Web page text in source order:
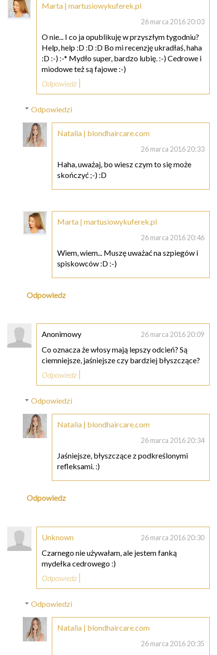
Marta | martusiowykuferek.pl
26 marca 2016 20:03
O nie... I co ja opublikuję w przyszłym tygodniu?
Help, help :D :D :D Bo mi recenzję ukradłaś, haha
:D :-) :-* Mydło super, bardzo lubię. :-) Cedrowe i
miodowe też są fajowe :-)
Odpowiedz
Odpowiedzi
Natalia | blondhaircare.com
26 marca 2016 20:33
Haha, uważaj, bo wiesz czym to się może
skończyć ;-) :D
Marta | martusiowykuferek.pl
26 marca 2016 20:46
Wiem, wiem... Muszę uważać na szpiegów i
spiskowców :D :-)
Odpowiedz
Anonimowy 26 marca 2016 20:09
Co oznacza że włosy mają lepszy odcień? Są
ciemniejsze, jaśniejsze czy bardziej błyszczące?
Odpowiedz
Odpowiedzi
Natalia | blondhaircare.com
26 marca 2016 20:34
Jaśniejsze, błyszczące z podkreślonymi
refleksami. :)
Odpowiedz
Unknown 26 marca 2016 20:30
Czarnego nie używałam, ale jestem fanką
mydełka cedrowego :)
Odpowiedz
Odpowiedzi
Natalia | blondhaircare.com
26 marca 2016 20:35